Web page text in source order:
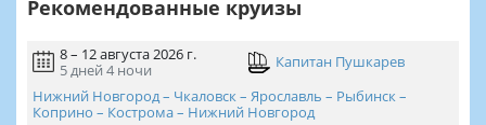
Рекомендованные круизы
8 – 12 августа 2026 г.
5 дней 4 ночи
Капитан Пушкарев
Нижний Новгород – Чкаловск – Ярославль – Рыбинск –
Коприно – Кострома – Нижний Новгород